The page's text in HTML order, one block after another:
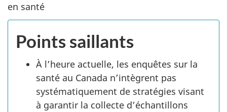
en santé
Points saillants
À l’heure actuelle, les enquêtes sur la
santé au Canada n’intègrent pas
systématiquement de stratégies visant
à garantir la collecte d’échantillons